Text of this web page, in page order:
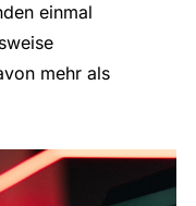
einmal
mehr als